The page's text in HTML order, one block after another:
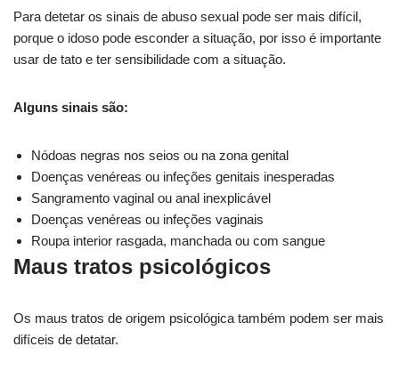
Para detetar os sinais de abuso sexual pode ser mais difícil,
porque o idoso pode esconder a situação, por isso é importante
usar de tato e ter sensibilidade com a situação.
Alguns sinais são:
Nódoas negras nos seios ou na zona genital
Doenças venéreas ou infeções genitais inesperadas
Sangramento vaginal ou anal inexplicável
Doenças venéreas ou infeções vaginais
Roupa interior rasgada, manchada ou com sangue
Maus tratos psicológicos
Os maus tratos de origem psicológica também podem ser mais
difíceis de detatar.